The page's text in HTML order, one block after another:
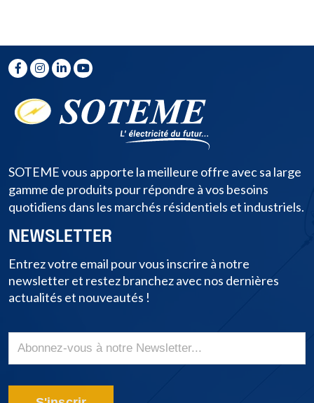
SOTEME vous apporte la meilleure offre avec sa large
gamme de produits pour répondre à vos besoins
quotidiens dans les marchés résidentiels et industriels.
NEWSLETTER
Entrez votre email pour vous inscrire à notre
newsletter et restez branchez avec nos dernières
actualités et nouveautés !